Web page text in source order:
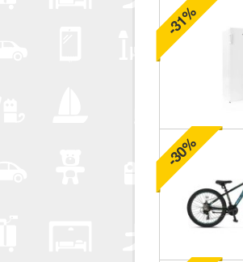
-31%
-30%